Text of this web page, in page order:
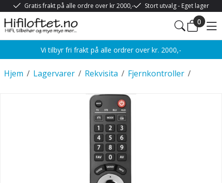
Gratis frakt på alle ordre over kr 2000,- Stort utvalg - Eget lager
0
Vi tilbyr fri frakt på alle ordrer over kr. 2000,-
/
Hjem /
Lagervarer /
Rekvisita /
Fjernkontroller